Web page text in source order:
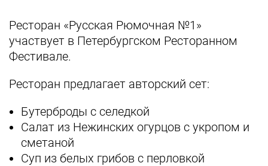
Ресторан «Русская Рюмочная №1»
участвует в Петербургском Ресторанном
Фестивале.
Ресторан предлагает авторский сет:
Бутерброды с селедкой
Салат из Нежинских огурцов с укропом и
сметаной
Суп из белых грибов с перловкой